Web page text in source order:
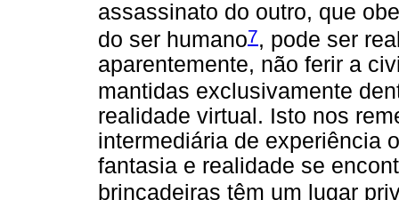
assassinato do outro, que
do ser humano7, pode ser
aparentemente, não ferir a
mantidas exclusivamente
realidade virtual. Isto nos
intermediária de experiência
fantasia e realidade se
brincadeiras têm um lugar